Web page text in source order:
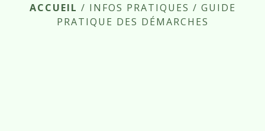
ACCUEIL / INFOS PRATIQUES / GUIDE
PRATIQUE DES DÉMARCHES